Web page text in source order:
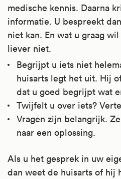
medische kennis. Daarna
informatie. U bespreekt
niet kan. En wat u graag
liever niet.
Begrijpt u iets niet
huisarts legt het uit. Hij
dat u goed begrijpt wat
Twijfelt u over iets?
Vragen zijn belangrijk.
naar een oplossing.
Als u het gesprek in uw
dan weet de huisarts of hij